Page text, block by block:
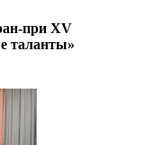
при XV
таланты»